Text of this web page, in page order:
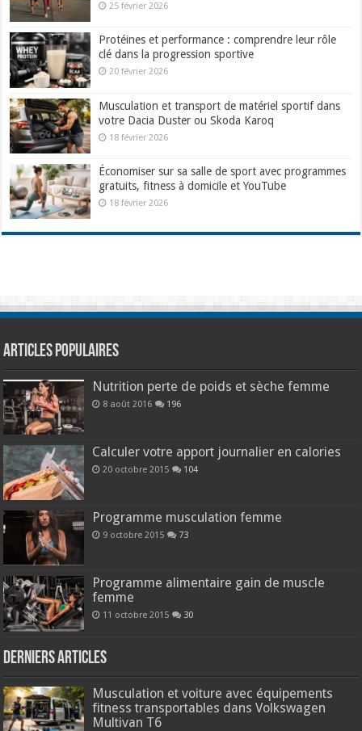
25 février 2026
Protéines et performance : comprendre leur rôle
clé dans la progression sportive
20 février 2026
Musculation et transport de matériel sportif dans
votre Dacia Duster ou Skoda Karoq
18 février 2026
Économiser sur sa salle de sport avec programmes
gratuits, fitness à domicile et YouTube
18 février 2026
Articles populaires
Nutrition perte de poids et sèche femme
8 août 2016 196
Calculer votre apport journalier en calories
20 octobre 2015 104
Programme musculation femme
9 octobre 2015 73
Programme alimentaire gain de muscle
femme
11 octobre 2015 30
Derniers articles
Musculation et voiture avec équipements
fitness transportables dans Volkswagen
Multivan T6